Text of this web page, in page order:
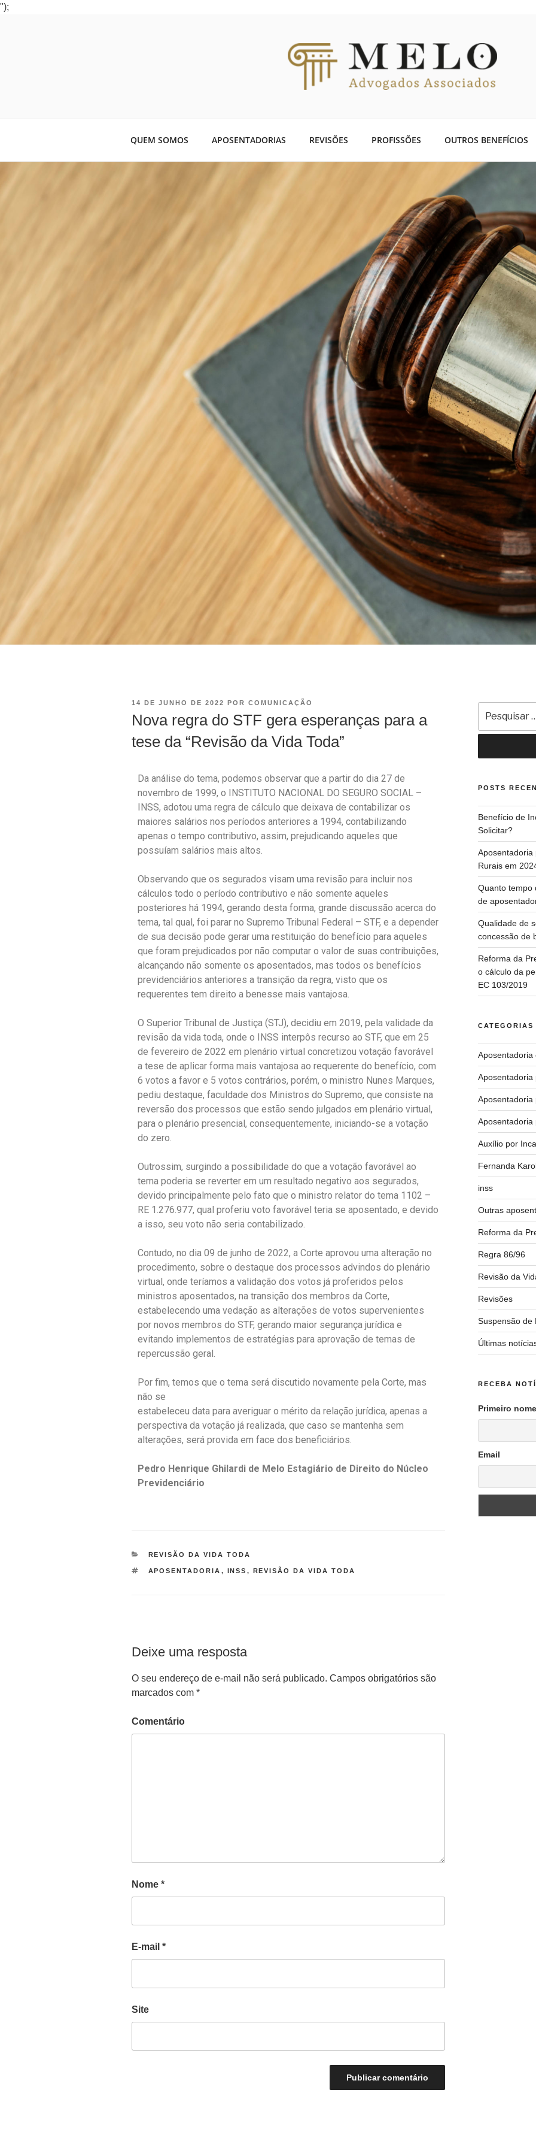
");
QUEM SOMOS APOSENTADORIAS REVISÕES PROFISSÕES OUTROS BENEFÍCIOS
14 DE JUNHO DE 2022 POR COMUNICAÇÃO
Nova regra do STF gera esperanças para a
tese da “Revisão da Vida Toda”
Da análise do tema, podemos observar que a partir do dia 27 de
novembro de 1999, o INSTITUTO NACIONAL DO SEGURO SOCIAL –
INSS, adotou uma regra de cálculo que deixava de contabilizar os
maiores salários nos períodos anteriores a 1994, contabilizando
apenas o tempo contributivo, assim, prejudicando aqueles que
possuíam salários mais altos.
Observando que os segurados visam uma revisão para incluir nos
cálculos todo o período contributivo e não somente aqueles
posteriores há 1994, gerando desta forma, grande discussão acerca do
tema, tal qual, foi parar no Supremo Tribunal Federal – STF, e a depender
de sua decisão pode gerar uma restituição do benefício para aqueles
que foram prejudicados por não computar o valor de suas contribuições,
alcançando não somente os aposentados, mas todos os benefícios
previdenciários anteriores a transição da regra, visto que os
requerentes tem direito a benesse mais vantajosa.
O Superior Tribunal de Justiça (STJ), decidiu em 2019, pela validade da
revisão da vida toda, onde o INSS interpôs recurso ao STF, que em 25
de fevereiro de 2022 em plenário virtual concretizou votação favorável
a tese de aplicar forma mais vantajosa ao requerente do benefício, com
6 votos a favor e 5 votos contrários, porém, o ministro Nunes Marques,
pediu destaque, faculdade dos Ministros do Supremo, que consiste na
reversão dos processos que estão sendo julgados em plenário virtual,
para o plenário presencial, consequentemente, iniciando-se a votação
do zero.
Outrossim, surgindo a possibilidade do que a votação favorável ao
tema poderia se reverter em um resultado negativo aos segurados,
devido principalmente pelo fato que o ministro relator do tema 1102 –
RE 1.276.977, qual proferiu voto favorável teria se aposentado, e devido
a isso, seu voto não seria contabilizado.
Contudo, no dia 09 de junho de 2022, a Corte aprovou uma alteração no
procedimento, sobre o destaque dos processos advindos do plenário
virtual, onde teríamos a validação dos votos já proferidos pelos
ministros aposentados, na transição dos membros da Corte,
estabelecendo uma vedação as alterações de votos supervenientes
por novos membros do STF, gerando maior segurança jurídica e
evitando implementos de estratégias para aprovação de temas de
repercussão geral.
Por fim, temos que o tema será discutido novamente pela Corte, mas
não se
estabeleceu data para averiguar o mérito da relação jurídica, apenas a
perspectiva da votação já realizada, que caso se mantenha sem
alterações, será provida em face dos beneficiários.
Pedro Henrique Ghilardi de Melo Estagiário de Direito do Núcleo
Previdenciário
REVISÃO DA VIDA TODA
APOSENTADORIA , INSS , REVISÃO DA VIDA TODA
Deixe uma resposta
O seu endereço de e-mail não será publicado. Campos obrigatórios são
marcados com *
Comentário
Nome *
E-mail *
Site
POSTS
Benefício de
Solicitar?
Aposentadoria
Rurais em
Quanto tempo
de
Qualidade de
concessão de
Reforma da
o cálculo da
EC 103/2019
CATEGORIAS
Aposentadoria
Aposentadoria
Aposentadoria
Aposentadoria
Auxílio por
Fernanda
inss
Outras
Reforma da
Regra 86/96
Revisão da
Revisões
Suspensão de
Últimas
RECEBA
Primeiro
Email